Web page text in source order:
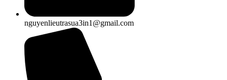
nguyenlieutrasua3in1@gmail.com